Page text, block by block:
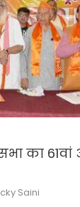
का
Saini